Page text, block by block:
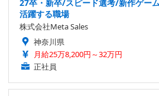
27卒・新卒/スピード選考/新作ゲー
活躍する職場
株式会社Meta Sales
神奈川県
月給25万8,200円～32万円
正社員